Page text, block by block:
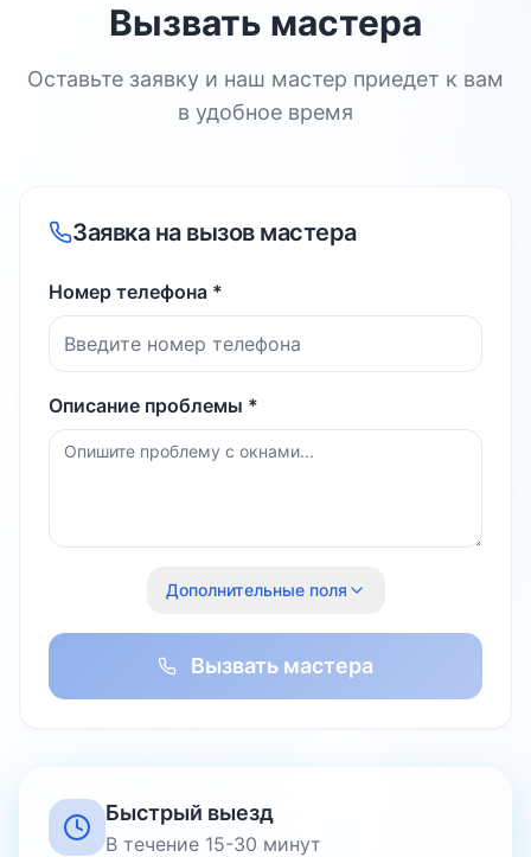
Вызвать мастера
Оставьте заявку и наш мастер приедет к вам
в удобное время
Заявка на вызов мастера
Номер телефона *
Описание проблемы *
Дополнительные поля
Вызвать мастера
Быстрый выезд
В течение 15-30 минут